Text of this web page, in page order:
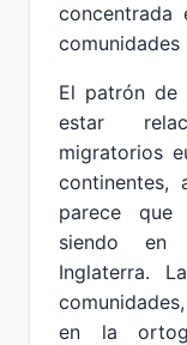
concentrada
comunidades
El patrón de
estar
migratorios
continentes,
parece que
siendo en
Inglaterra.
en la